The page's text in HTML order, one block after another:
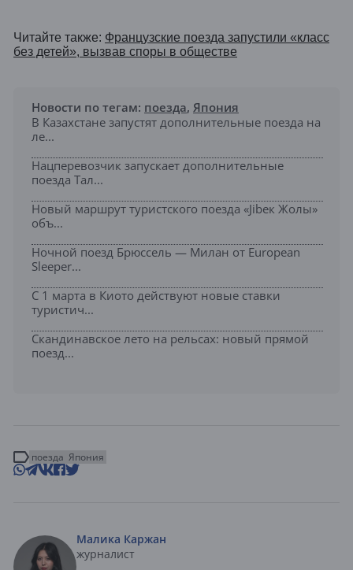
Читайте также: Французские поезда запустили «класс
без детей», вызвав споры в обществе
Новости по тегам: поезда, Япония
В Казахстане запустят дополнительные поезда на
ле...
Нацперевозчик запускает дополнительные
поезда Тал...
Новый маршрут туристского поезда «Jibек Жолы»
объ...
Ночной поезд Брюссель — Милан от European
Sleeper...
С 1 марта в Киото действуют новые ставки
туристич...
Скандинавское лето на рельсах: новый прямой
поезд...
поезда Япония
Малика Каржан
журналист